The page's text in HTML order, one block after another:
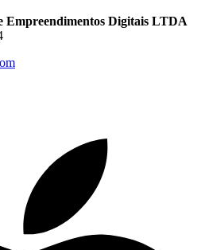
Empreendimentos Digitais LTDA